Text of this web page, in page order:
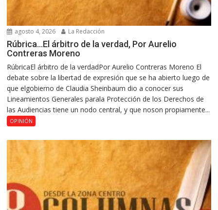
agosto 4, 2026 La Redacción
Rúbrica…El árbitro de la verdad, Por Aurelio
Contreras Moreno
RúbricaEl árbitro de la verdadPor Aurelio Contreras Moreno El
debate sobre la libertad de expresión que se ha abierto luego de
que elgobierno de Claudia Sheinbaum dio a conocer sus
Lineamientos Generales parala Protección de los Derechos de
las Audiencias tiene un nodo central, y que noson propiamente...
OPINIÓN